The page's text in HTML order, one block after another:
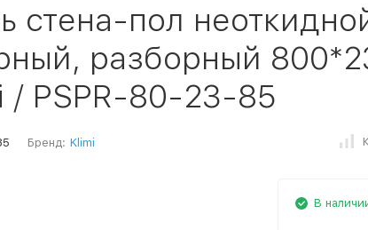
стена-пол
разборный
/ PSPR-80-23-85
Бренд: Klimi
В